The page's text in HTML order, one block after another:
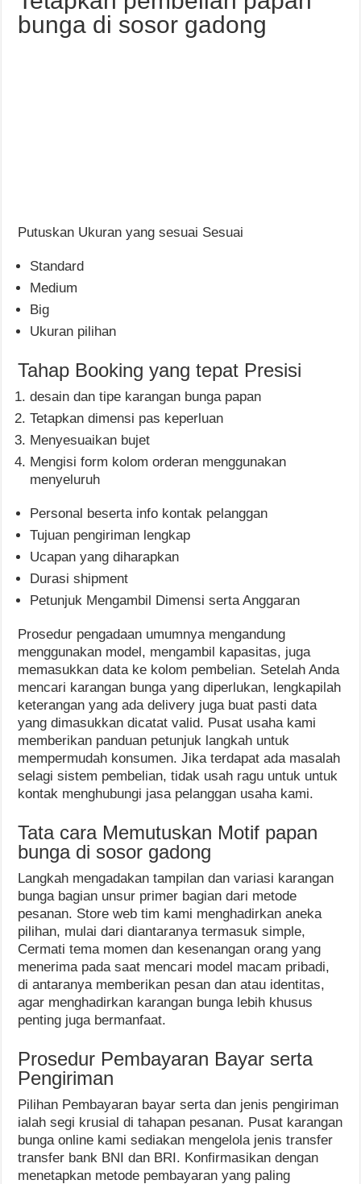
bunga di sosor gadong
Putuskan Ukuran yang sesuai Sesuai
Standard
Medium
Big
Ukuran pilihan
Tahap Booking yang tepat Presisi
desain dan tipe karangan bunga papan
Tetapkan dimensi pas keperluan
Menyesuaikan bujet
Mengisi form kolom orderan menggunakan
menyeluruh
Personal beserta info kontak pelanggan
Tujuan pengiriman lengkap
Ucapan yang diharapkan
Durasi shipment
Petunjuk Mengambil Dimensi serta Anggaran
Prosedur pengadaan umumnya mengandung
menggunakan model, mengambil kapasitas, juga
memasukkan data ke kolom pembelian. Setelah Anda
mencari karangan bunga yang diperlukan, lengkapilah
keterangan yang ada delivery juga buat pasti data
yang dimasukkan dicatat valid. Pusat usaha kami
memberikan panduan petunjuk langkah untuk
mempermudah konsumen. Jika terdapat ada masalah
selagi sistem pembelian, tidak usah ragu untuk untuk
kontak menghubungi jasa pelanggan usaha kami.
Tata cara Memutuskan Motif papan
bunga di sosor gadong
Langkah mengadakan tampilan dan variasi karangan
bunga bagian unsur primer bagian dari metode
pesanan. Store web tim kami menghadirkan aneka
pilihan, mulai dari diantaranya termasuk simple,
Cermati tema momen dan kesenangan orang yang
menerima pada saat mencari model macam pribadi,
di antaranya memberikan pesan dan atau identitas,
agar menghadirkan karangan bunga lebih khusus
penting juga bermanfaat.
Prosedur Pembayaran Bayar serta
Pengiriman
Pilihan Pembayaran bayar serta dan jenis pengiriman
ialah segi krusial di tahapan pesanan. Pusat karangan
bunga online kami sediakan mengelola jenis transfer
transfer bank BNI dan BRI. Konfirmasikan dengan
menetapkan metode pembayaran yang paling